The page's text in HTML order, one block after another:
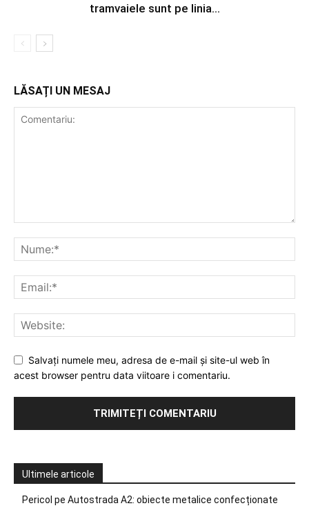
tramvaiele sunt pe linia...
LĂSAȚI UN MESAJ
Salvați numele meu, adresa de e-mail și site-ul web în
acest browser pentru data viitoare i comentariu.
Ultimele articole
Pericol pe Autostrada A2: obiecte metalice confecționate